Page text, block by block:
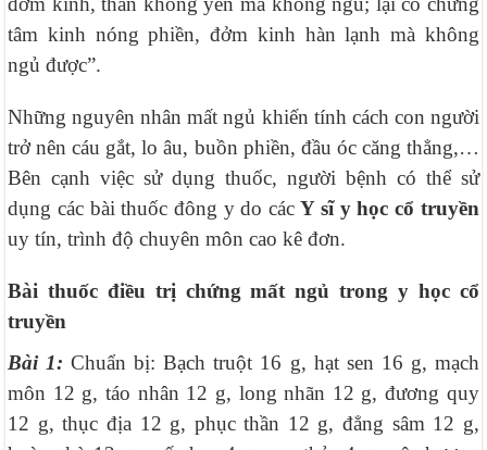
tâm kinh nóng phiền, đởm kinh hàn lạnh mà không
ngủ được”.
Những nguyên nhân mất ngủ khiến tính cách con người
trở nên cáu gắt, lo âu, buồn phiền, đầu óc căng thẳng,…
Bên cạnh việc sử dụng thuốc, người bệnh có thể sử
dụng các bài thuốc đông y do cácY sĩ y học cổ truyền
uy tín, trình độ chuyên môn cao kê đơn.
Bài thuốc điều trị chứng mất ngủ trong y học cổ
truyền
Bài 1: Chuẩn bị: Bạch truột 16 g, hạt sen 16 g, mạch
môn 12 g, táo nhân 12 g, long nhãn 12 g, đương quy
12 g, thục địa 12 g, phục thần 12 g, đẳng sâm 12 g,